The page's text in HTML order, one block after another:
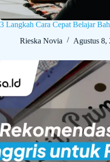
3 Langkah Cara Cepat Belajar
Rieska Novia
Agustus 8,